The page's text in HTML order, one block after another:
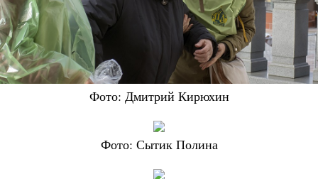
Фото: Дмитрий Кирюхин
Фото: Сытик Полина